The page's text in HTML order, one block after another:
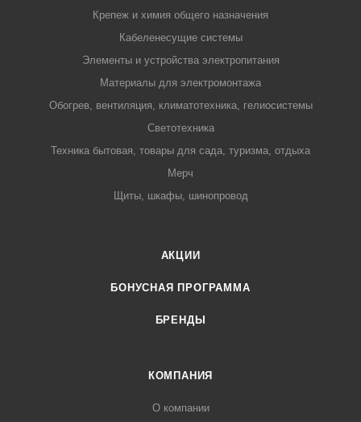
Крепеж и химия общего назначения
Кабеленесущие системы
Элементы и устройства электропитания
Материалы для электромонтажа
Обогрев, вентиляция, климатотехника, гелиосистемы
Светотехника
Техника бытовая, товары для сада, туризма, отдыха
Мерч
Щиты, шкафы, шинопровод
АКЦИИ
БОНУСНАЯ ПРОГРАММА
БРЕНДЫ
КОМПАНИЯ
О компании